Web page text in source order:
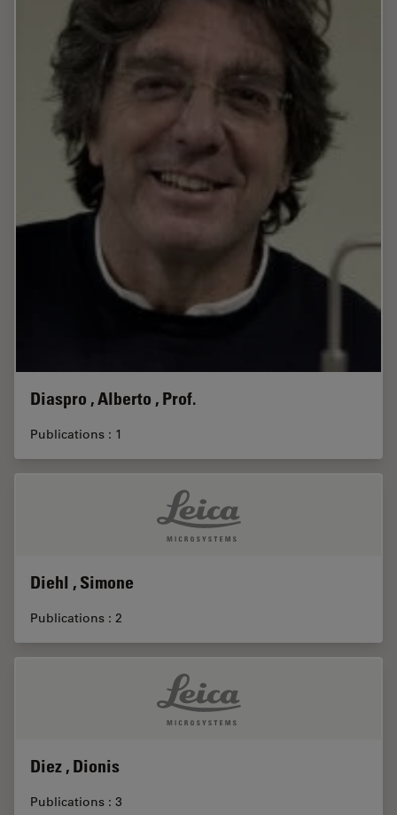
Diaspro , Alberto , Prof.
Publications : 1
Diehl , Simone
Publications : 2
Diez , Dionis
Publications : 3